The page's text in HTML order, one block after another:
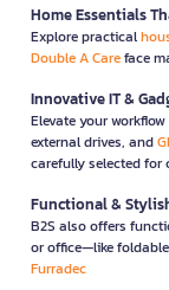
Home Essentials
Explore practical
Double A Careface
Innovative IT &
Elevate your
external drives, and
carefully selected for
Functional &
B2S also offers
or office—like
Furradec